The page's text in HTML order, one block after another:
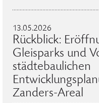
13.05.2026
Rückblick:
Gleisparks und
städtebaulichen
Zanders-Areal